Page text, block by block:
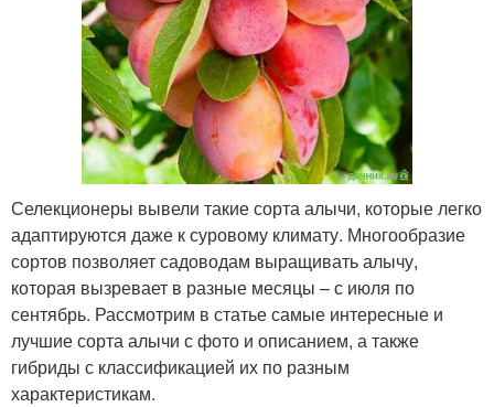
Селекционеры вывели такие сорта алычи, которые легко
адаптируются даже к суровому климату. Многообразие
сортов позволяет садоводам выращивать алычу,
которая вызревает в разные месяцы – с июля по
сентябрь. Рассмотрим в статье самые интересные и
лучшие сорта алычи с фото и описанием, а также
гибриды с классификацией их по разным
характеристикам.